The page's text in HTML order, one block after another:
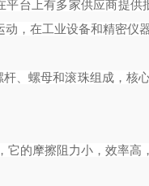
台上有多家供应商提
，在工业设备和精密仪
、螺母和滚珠组成，
它的摩擦阻力小，效率